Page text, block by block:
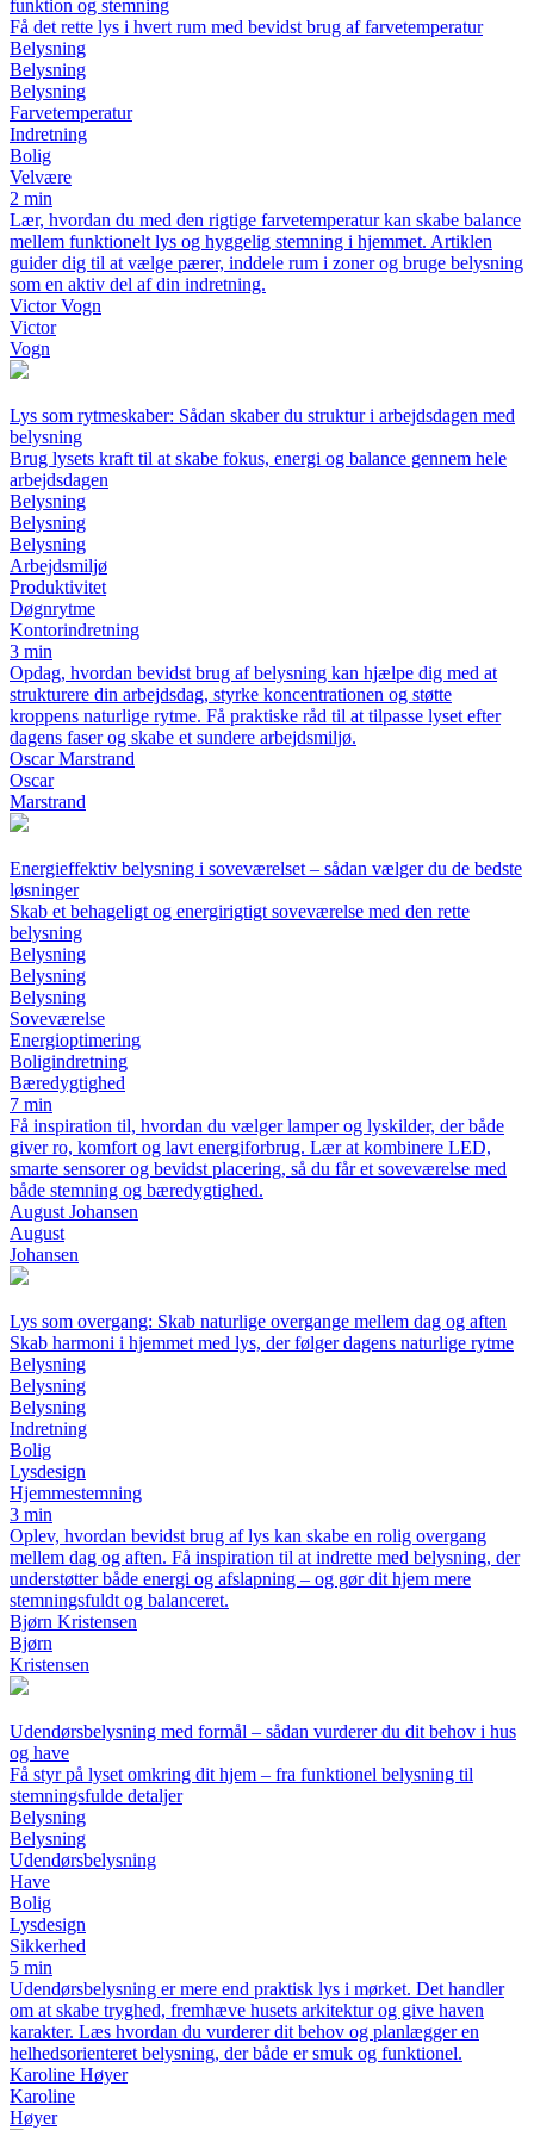
funktion og stemning
Få det rette lys i hvert rum med bevidst brug af farvetemperatur
Belysning
Belysning
Belysning
Farvetemperatur
Indretning
Bolig
Velvære
2 min
Lær, hvordan du med den rigtige farvetemperatur kan skabe balance
mellem funktionelt lys og hyggelig stemning i hjemmet. Artiklen
guider dig til at vælge pærer, inddele rum i zoner og bruge belysning
som en aktiv del af din indretning.
Victor Vogn
Victor
Vogn
Lys som rytmeskaber: Sådan skaber du struktur i arbejdsdagen med
belysning
Brug lysets kraft til at skabe fokus, energi og balance gennem hele
arbejdsdagen
Belysning
Belysning
Belysning
Arbejdsmiljø
Produktivitet
Døgnrytme
Kontorindretning
3 min
Opdag, hvordan bevidst brug af belysning kan hjælpe dig med at
strukturere din arbejdsdag, styrke koncentrationen og støtte
kroppens naturlige rytme. Få praktiske råd til at tilpasse lyset efter
dagens faser og skabe et sundere arbejdsmiljø.
Oscar Marstrand
Oscar
Marstrand
Energieffektiv belysning i soveværelset – sådan vælger du de bedste
løsninger
Skab et behageligt og energirigtigt soveværelse med den rette
belysning
Belysning
Belysning
Belysning
Soveværelse
Energioptimering
Boligindretning
Bæredygtighed
7 min
Få inspiration til, hvordan du vælger lamper og lyskilder, der både
giver ro, komfort og lavt energiforbrug. Lær at kombinere LED,
smarte sensorer og bevidst placering, så du får et soveværelse med
både stemning og bæredygtighed.
August Johansen
August
Johansen
Lys som overgang: Skab naturlige overgange mellem dag og aften
Skab harmoni i hjemmet med lys, der følger dagens naturlige rytme
Belysning
Belysning
Belysning
Indretning
Bolig
Lysdesign
Hjemmestemning
3 min
Oplev, hvordan bevidst brug af lys kan skabe en rolig overgang
mellem dag og aften. Få inspiration til at indrette med belysning, der
understøtter både energi og afslapning – og gør dit hjem mere
stemningsfuldt og balanceret.
Bjørn Kristensen
Bjørn
Kristensen
Udendørsbelysning med formål – sådan vurderer du dit behov i hus
og have
Få styr på lyset omkring dit hjem – fra funktionel belysning til
stemningsfulde detaljer
Belysning
Belysning
Udendørsbelysning
Have
Bolig
Lysdesign
Sikkerhed
5 min
Udendørsbelysning er mere end praktisk lys i mørket. Det handler
om at skabe tryghed, fremhæve husets arkitektur og give haven
karakter. Læs hvordan du vurderer dit behov og planlægger en
helhedsorienteret belysning, der både er smuk og funktionel.
Karoline Høyer
Karoline
Høyer